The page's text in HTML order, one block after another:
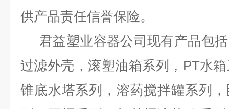
供产品责任信誉保险。
君益塑业容器公司现有产品包
过滤外壳，滚塑油箱系列，PT水
锥底水塔系列，溶药搅拌罐系列